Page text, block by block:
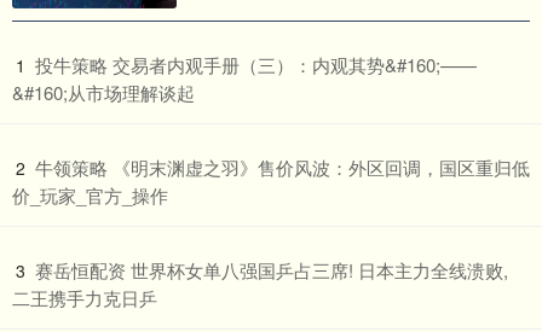
1 ​投牛策略 交易者内观手册（三）：内观其势&#160;——
&#160;从市场理解谈起
2 ​牛领策略 《明末渊虚之羽》售价风波：外区回调，国区重归低
价_玩家_官方_操作
3 ​赛岳恒配资 世界杯女单八强国乒占三席! 日本主力全线溃败,
二王携手力克日乒